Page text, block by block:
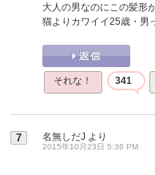
大人の男なのにこの髪形
猫よりカワイイ25歳・男
それな！ 341
7 名無しだJ より
2015年10月23日 5:36 PM